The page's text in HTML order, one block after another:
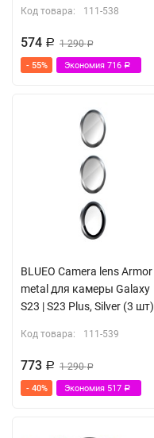
Код товара: 111-538
574 Р 1 290Р
- 55% Экономия 716 Р
BLUEO Camera lens Armor
metal для камеры Galaxy
S23 | S23 Plus, Silver (3 шт)
Код товара: 111-539
773 Р 1 290Р
- 40% Экономия 517 Р